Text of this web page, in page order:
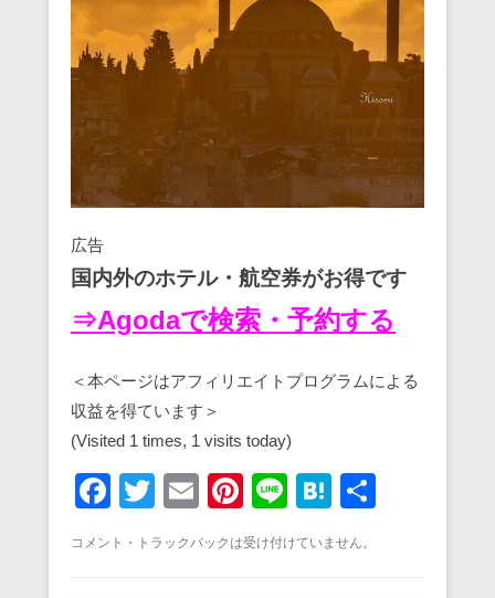
広告
国内外のホテル・航空券がお得です
⇒Agodaで検索・予約する
＜本ページはアフィリエイトプログラムによる
収益を得ています＞
(Visited 1 times, 1 visits today)
F
c
T
tt
E
ail
Pi
nt
er
Li
e
H
e
コメント・トラックバックは受け付けていません。